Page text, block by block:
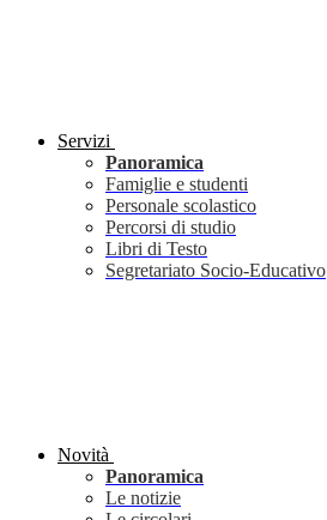
Servizi
Panoramica
Famiglie e studenti
Personale scolastico
Percorsi di studio
Libri di Testo
Segretariato Socio-Educativo
Novità
Panoramica
Le notizie